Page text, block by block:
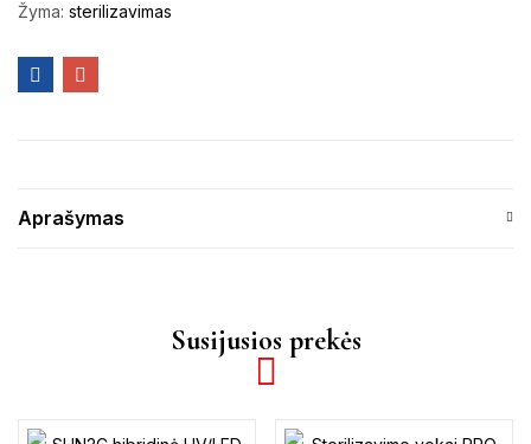
Žyma: sterilizavimas
Aprašymas
Susijusios prekės